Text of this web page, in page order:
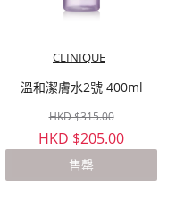
CLINIQUE
溫和潔膚水2號 400ml
HKD $315.00
HKD $205.00
售罄